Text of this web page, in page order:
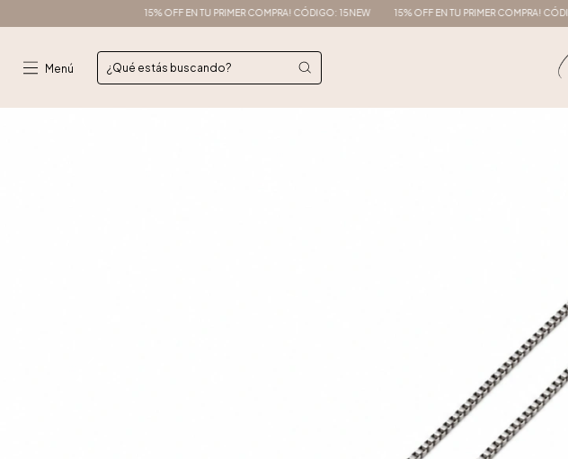
15% OFF EN TU PRIMER COMPRA! CÓDIGO: 15NEW 15% OFF EN TU PRIMER COMPRA! CÓDIGO: 15NEW
Menú